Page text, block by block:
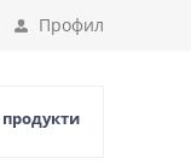
Профил
продукти